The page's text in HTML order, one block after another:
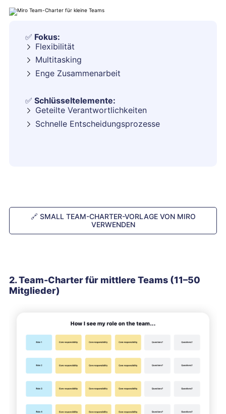
✅ Fokus:
Flexibilität
Multitasking
Enge Zusammenarbeit
✅ Schlüsseltelemente:
Geteilte Verantwortlichkeiten
Schnelle Entscheidungsprozesse
🔗SMALL TEAM-CHARTER-VORLAGE VON MIRO
VERWENDEN
2. Team-Charter für mittlere Teams (11–50
Mitglieder)